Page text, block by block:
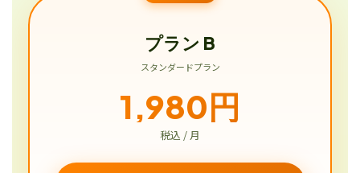
プラン B
スタンダードプラン
1,980円
税込 / 月